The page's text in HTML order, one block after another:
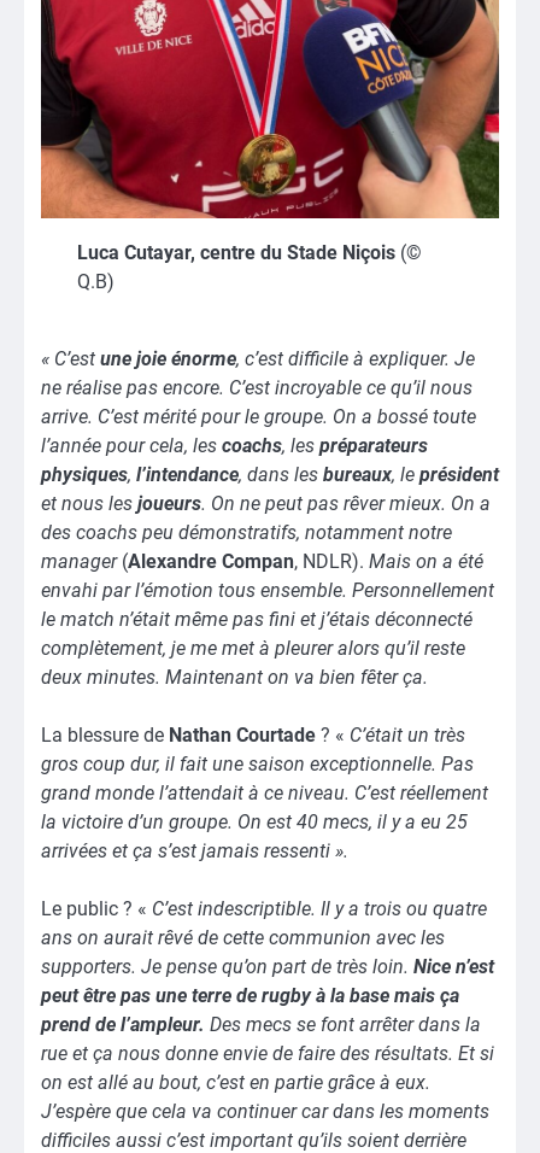
Luca Cutayar, centre du Stade Niçois (©
Q.B)
« C’est une joie énorme, c’est difficile à expliquer. Je
ne réalise pas encore. C’est incroyable ce qu’il nous
arrive. C’est mérité pour le groupe. On a bossé toute
l’année pour cela, les coachs, les préparateurs
physiques, l’intendance, dans les bureaux, le président
et nous les joueurs. On ne peut pas rêver mieux. On a
des coachs peu démonstratifs, notamment notre
manager (Alexandre Compan, NDLR). Mais on a été
envahi par l’émotion tous ensemble. Personnellement
le match n’était même pas fini et j’étais déconnecté
complètement, je me met à pleurer alors qu’il reste
deux minutes. Maintenant on va bien fêter ça.
La blessure de Nathan Courtade ? « C’était un très
gros coup dur, il fait une saison exceptionnelle. Pas
grand monde l’attendait à ce niveau. C’est réellement
la victoire d’un groupe. On est 40 mecs, il y a eu 25
arrivées et ça s’est jamais ressenti ».
Le public ? « C’est indescriptible. Il y a trois ou quatre
ans on aurait rêvé de cette communion avec les
supporters. Je pense qu’on part de très loin. Nice n’est
peut être pas une terre de rugby à la base mais ça
prend de l’ampleur. Des mecs se font arrêter dans la
rue et ça nous donne envie de faire des résultats. Et si
on est allé au bout, c’est en partie grâce à eux.
J’espère que cela va continuer car dans les moments
difficiles aussi c’est important qu’ils soient derrière